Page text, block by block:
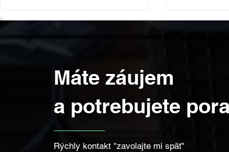
Na čo nezabúdať pri výbere
Prečo si
Máte záujem
a potrebujete
Rýchly kontakt "zavolajte mi späť"